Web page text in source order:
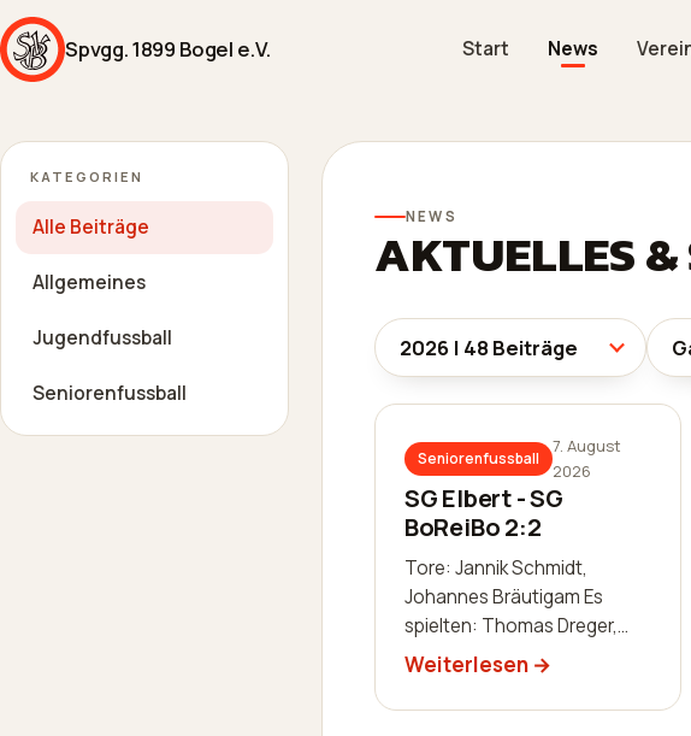
Spvgg. 1899 Bogel e.V. Start News
KATEGORIEN
Alle Beiträge
Allgemeines
Jugendfussball
Seniorenfussball
NEWS
AKTUELLES
Seniorenfussball
7. August
2026
SG Elbert - SG
BoReiBo 2:2
Tore: Jannik Schmidt,
Johannes Bräutigam Es
spielten: Thomas Dreger,
Dominik Gothier, Sascha
Luis Becker, Robin
Weiterlesen